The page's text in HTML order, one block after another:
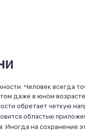
Человек всегда
даже в юном возрасте.
обретает четкую
областью
на сохранение